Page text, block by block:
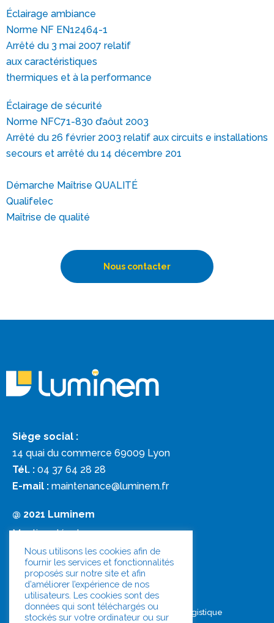
Éclairage ambiance
Norme NF EN12464-1
Arrêté du 3 mai 2007 relatif
aux caractéristiques
thermiques et à la performance
Éclairage de sécurité
Norme NFC71-830 d’aôut 2003
Arrêté du 26 février 2003 relatif aux circuits e installations
secours et arrêté du 14 décembre 201
Démarche Maîtrise QUALITÉ
Qualifelec
Maîtrise de qualité
Nous contacter
Siège social :
14 quai du commerce 69009 Lyon
Tél. : 04 37 64 28 28
E-mail : maintenance@luminem.fr
@ 2021 Luminem
Mentions légales
Politique de confidentialité
Document unique
Quelques Chiffres Industrie et Logistique
Nous utilisons les cookies afin de
fournir les services et fonctionnalités
proposés sur notre site et afin
d’améliorer l’expérience de nos
utilisateurs. Les cookies sont des
données qui sont téléchargés ou
stockés sur votre ordinateur ou sur